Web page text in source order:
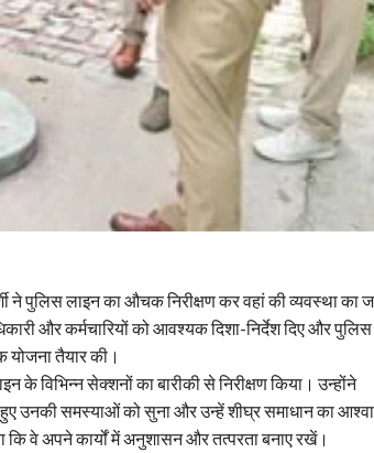
ने पुलिस लाइन का औचक निरीक्षण कर वहां की व्यवस्था का
और कर्मचारियों को आवश्यक दिशा-निर्देश दिए और
योजना तैयार की।
के विभिन्न सेक्शनों का बारीकी से निरीक्षण किया। उन्होंने
हुए उनकी समस्याओं को सुना और उन्हें शीघ्र समाधान का
कि वे अपने कार्यों में अनुशासन और तत्परता बनाए रखें।